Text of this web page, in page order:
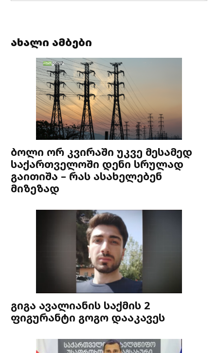
ახალი ამბები
ბოლი ორ კვირაში უკვე მესამედ
საქართველოში დენი სრულად
გაითიშა – რას ასახელებენ
მიზეზად
გიგა ავალიანის საქმის 2
ფიგურანტი გოგო დააკავეს